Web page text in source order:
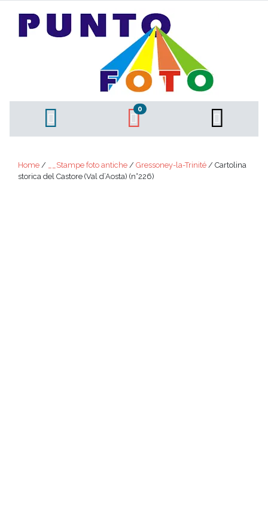
0
Home / __Stampe foto antiche / Gressoney-la-Trinité / Cartolina
storica del Castore (Val d’Aosta) (n°226)